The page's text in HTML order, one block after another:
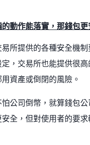
動作能落實，那錢包更
所提供的各種安全機制
，交易所也能提供很高
資產或倒閉的風險。
公司倒幣，就算錢包公
全，但對使用者的要求